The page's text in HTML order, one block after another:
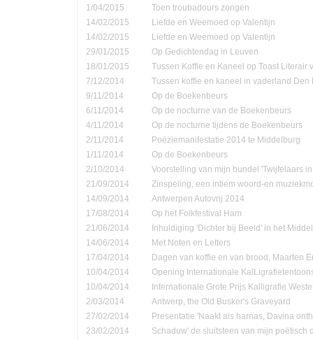
1/04/2015
Toen troubadours zongen
14/02/2015
Liefde en Weemoed op Valentijn
14/02/2015
Liefde en Weemoed op Valentijn
29/01/2015
Op Gedichtendag in Leuven
18/01/2015
Tussen Koffie en Kaneel op Toast Literair
7/12/2014
Tussen koffie en kaneel in vaderland Den
9/11/2014
Op de Boekenbeurs
6/11/2014
Op de nocturne van de Boekenbeurs
4/11/2014
Op de nocturne tijdens de Boekenbeurs
2/11/2014
Poëziemanifestatie 2014 te Middelburg
1/11/2014
Op de Boekenbeurs
2/10/2014
Voorstelling van mijn bundel 'Twijfelaars
21/09/2014
Zinspeling, een intiem woord-en
14/09/2014
Antwerpen Autovrij 2014
17/08/2014
Op het Folkfestival Ham
21/06/2014
Inhuldiging 'Dichter bij Beeld' in het
14/06/2014
Met Noten en Letters
17/04/2014
Dagen van koffie en van brood, Maarten
10/04/2014
Opening Internationale
10/04/2014
Internationale Grote Prijs Kalligrafie
2/03/2014
Antwerp, the Old Busker's Graveyard
27/02/2014
Presentatie 'Naakt als harnas, Davina
23/02/2014
Schaduw' de sluitsteen van mijn poëtisch